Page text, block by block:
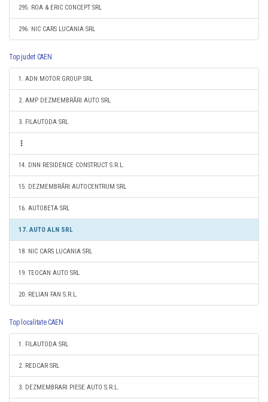
295. ROA & ERIC CONCEPT SRL
296. NIC CARS LUCANIA SRL
Top judet CAEN
1. ADN MOTOR GROUP SRL
2. AMP DEZMEMBRĂRI AUTO SRL
3. FILAUTODA SRL
14. DNN RESIDENCE CONSTRUCT S.R.L.
15. DEZMEMBRĂRI AUTOCENTRUM SRL
16. AUTOBETA SRL
17. AUTO ALN SRL
18. NIC CARS LUCANIA SRL
19. TEOCAN AUTO SRL
20. RELIAN FAN S.R.L.
Top localitate CAEN
1. FILAUTODA SRL
2. REDCAR SRL
3. DEZMEMBRARI PIESE AUTO S.R.L.